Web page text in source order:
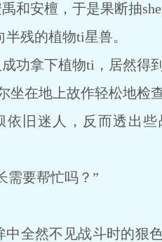
安檀，于是果断抽
残的植物ti星兽。
拿下植物ti，居然得到
在地上故作轻松地检查
迷人，反而透出些
要帮忙吗？”
然不见战斗时的狠